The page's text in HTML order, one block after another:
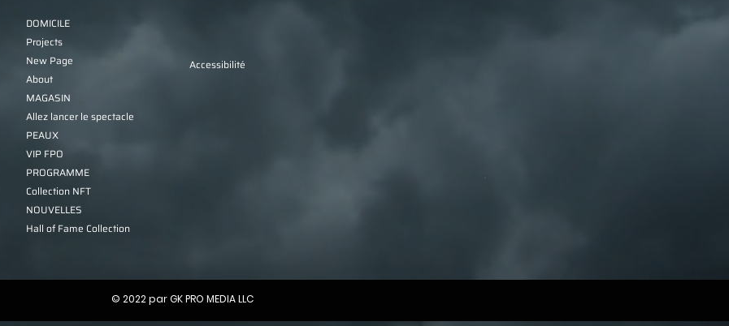
DOMICILE
Projects
New Page
About
MAGASIN
Allez lancer le spectacle
PEAUX
VIP FPO
PROGRAMME
Collection NFT
NOUVELLES
Hall of Fame Collection
Accessibilité
© 2022 par GK PRO MEDIA LLC